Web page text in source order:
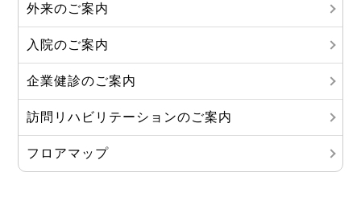
外来のご案内
入院のご案内
企業健診のご案内
訪問リハビリテーションのご案内
フロアマップ